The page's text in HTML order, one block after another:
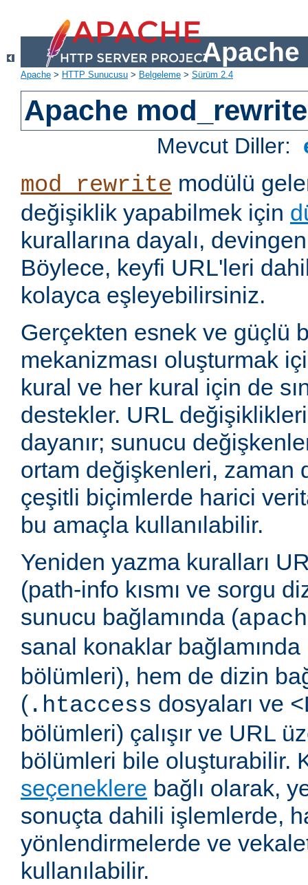
Apache
Apache > HTTP Sunucusu > Belgeleme > Sürüm 2.4
Apache mod_rewrite
Mevcut Diller:
mod_rewrite modülü
değişiklik yapabilmek için
kurallarına dayalı,
Böylece, keyfi URL'leri
kolayca eşleyebilirsiniz.
Gerçekten esnek ve güçlü
mekanizması oluşturmak
kural ve her kural için de
destekler. URL
dayanır; sunucu
ortam değişkenleri, zaman
çeşitli biçimlerde harici
bu amaçla kullanılabilir.
Yeniden yazma kuralları
(path-info kısmı ve sorgu
sunucu bağlamında (
sanal konaklar bağlamında
bölümleri), hem de dizin
( .htaccess dosyaları ve
bölümleri) çalışır ve URL
bölümleri bile oluşturabilir.
seçeneklere bağlı olarak,
sonuçta dahili işlemlerde,
yönlendirmelerde ve
kullanılabilir.